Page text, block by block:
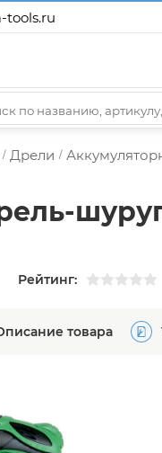
tools.ru
/ Дрели /
Рейтинг:
товара